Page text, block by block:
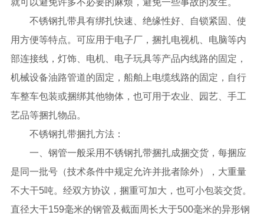
不锈钢扎带具有绑扎快速、绝缘性好、自锁紧固、使
用方便等特点。可应用于电子厂，捆扎电视机、电脑等内
部连接线，灯饰、电机、电子玩具等产品内线路的固定，
机械设备油路管道的固定，船舶上电缆线路的固定，自行
车整车包装或捆绑其他物体，也可用于农业、园艺、手工
艺品等捆扎物品。
不锈钢扎带捆扎方法：
一、钢管一般采用不锈钢扎带捆扎成捆交货，每捆应
是同一批号（技术条件中规定允许并批者除外），大重量
不大干5吨。经双方协议，捆重可加大，也可小包装交货。
直径大干159毫米的钢管及截面周长大于500毫米的异形钢